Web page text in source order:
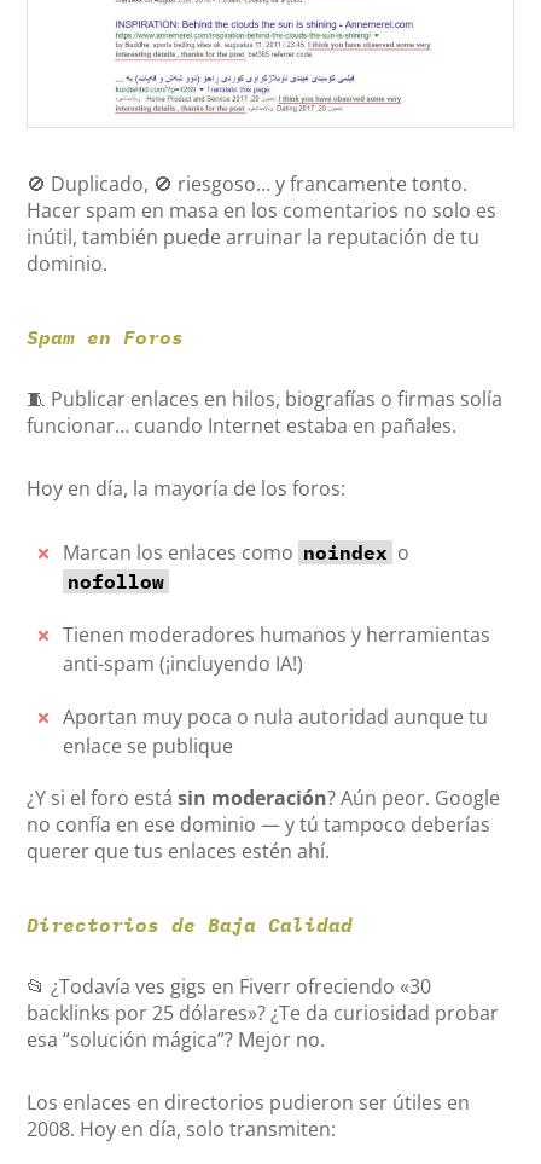
🚫 Duplicado, 🚫 riesgoso… y francamente tonto.
Hacer spam en masa en los comentarios no solo es
inútil, también puede arruinar la reputación de tu
dominio.
Spam en Foros
🧵 Publicar enlaces en hilos, biografías o firmas solía
funcionar… cuando Internet estaba en pañales.
Hoy en día, la mayoría de los foros:
Marcan los enlaces como noindex o
nofollow
Tienen moderadores humanos y herramientas
anti-spam (¡incluyendo IA!)
Aportan muy poca o nula autoridad aunque tu
enlace se publique
¿Y si el foro estásin moderación? Aún peor. Google
no confía en ese dominio — y tú tampoco deberías
querer que tus enlaces estén ahí.
Directorios de Baja Calidad
📂 ¿Todavía ves gigs en Fiverr ofreciendo «30
backlinks por 25 dólares»? ¿Te da curiosidad probar
esa “solución mágica”? Mejor no.
Los enlaces en directorios pudieron ser útiles en
2008. Hoy en día, solo transmiten: